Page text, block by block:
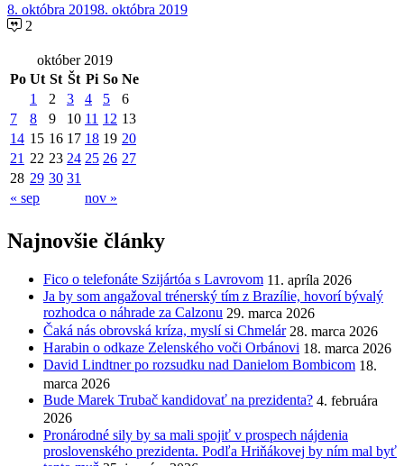
8. októbra 20198. októbra 2019
2
október 2019
Po Ut St Št Pi So Ne
« sep nov »
1 2 3 4 5
6
7
8 9 10 11 12 13
14 15 16 17 18 19 20
21 22 23 24 25 26 27
28 29 30 31
Najnovšie články
Fico o telefonáte Szijártóa s Lavrovom 11. apríla 2026
Ja by som angažoval trénerský tím z Brazílie, hovorí bývalý
rozhodca o náhrade za Calzonu 29. marca 2026
Čaká nás obrovská kríza, myslí si Chmelár 28. marca 2026
Harabin o odkaze Zelenského voči Orbánovi 18. marca 2026
David Lindtner po rozsudku nad Danielom Bombicom 18.
marca 2026
Bude Marek Trubač kandidovať na prezidenta? 4. februára
2026
Pronárodné sily by sa mali spojiť v prospech nájdenia
proslovenského prezidenta. Podľa Hriňákovej by ním mal byť